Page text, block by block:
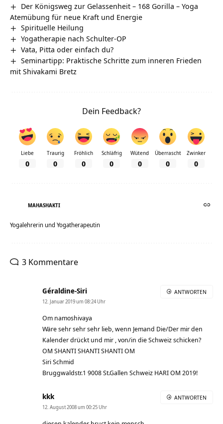
Der Königsweg zur Gelassenheit – 168 Gorilla – Yoga
Atemübung für neue Kraft und Energie
Spirituelle Heilung
Yogatherapie nach Schulter-OP
Vata, Pitta oder einfach du?
Seminartipp: Praktische Schritte zum inneren Frieden
mit Shivakami Bretz
Dein Feedback?
Liebe
0
Traurig
0
Fröhlich
0
Schläfrig
0
Wütend
0
Überrascht
0
Zwinker
0
MAHASHAKTI
Yogalehrerin und Yogatherapeutin
3 Kommentare
Géraldine-Siri
12. Januar 2019 um 08:24 Uhr
Om namoshivaya
Wäre sehr sehr sehr lieb, wenn Jemand Die/Der mir den
Kalender drückt und mir , von/in die Schweiz schicken?
OM SHANTI SHANTI SHANTI OM
Siri Schmid
Bruggwaldstr.1 9008 St.Gallen Schweiz HARI OM 2019!
ANTWORTEN
kkk
12. August 2008 um 00:25 Uhr
ANTWORTEN